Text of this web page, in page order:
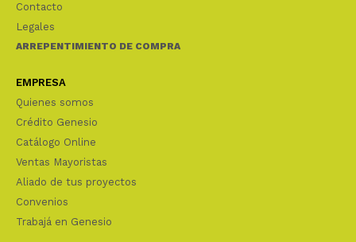
Contacto
Legales
ARREPENTIMIENTO DE COMPRA
EMPRESA
Quienes somos
Crédito Genesio
Catálogo Online
Ventas Mayoristas
Aliado de tus proyectos
Convenios
Trabajá en Genesio